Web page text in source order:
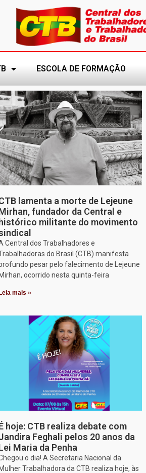
ESCOLA DE FORMAÇÃO
lamenta a morte de Lejeune
fundador da Central e
histórico militante do movimento
Central dos Trabalhadores e
do Brasil (CTB) manifesta
pesar pelo falecimento de Lejeune
Mirhan, ocorrido nesta quinta-feira
Leia mais »
hoje: CTB realiza debate com
Feghali pelos 20 anos da
Maria da Penha
o dia! A Secretaria Nacional da
Mulher Trabalhadora da CTB realiza hoje, às